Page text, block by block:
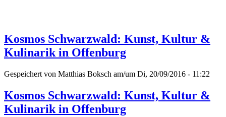
Kosmos Schwarzwald: Kunst, Kultur &
Kulinarik in Offenburg
Gespeichert von Matthias Boksch am/um Di, 20/09/2016 - 11:22
Kosmos Schwarzwald: Kunst, Kultur &
Kulinarik in Offenburg